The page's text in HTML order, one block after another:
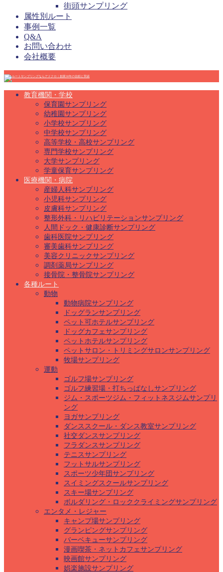
街頭サンプリング
属性別ルート
事例一覧
Q&A
お問い合わせ
会社概要
教育機関・学校
保育園サンプリング
幼稚園サンプリング
小学校サンプリング
中学校サンプリング
高等学校・高校サンプリング
専門学校サンプリング
大学サンプリング
学童保育サンプリング
医療機関・病院
産婦人科サンプリング
小児科サンプリング
皮膚科サンプリング
整形外科・リハビリテーションサンプリング
人間ドック・健康診断サンプリング
歯科医院サンプリング
審美歯科サンプリング
美容クリニックサンプリング
調剤薬局サンプリング
接骨院・整骨院サンプリング
各種ルート
動物
動物病院サンプリング
ドッグランサンプリング
ペット可ホテルサンプリング
ドッグカフェサンプリング
ペットホテルサンプリング
ペットサロン・トリミングサロンサンプリング
牧場サンプリング
運動
ゴルフ場サンプリング
ゴルフ練習場・打ちっぱなしサンプリング
ジム・スポーツジム・フィットネスジムサンプリ
ング
ヨガサンプリング
ダンススクール・ダンス教室サンプリング
社交ダンスサンプリング
フラダンスサンプリング
テニスサンプリング
フットサルサンプリング
スポーツ少年団サンプリング
スイミングスクールサンプリング
スキー場サンプリング
ボルダリング・ロッククライミングサンプリング
エンタメ・レジャー
キャンプ場サンプリング
グランピングサンプリング
バーベキューサンプリング
漫画喫茶・ネットカフェサンプリング
映画館サンプリング
娯楽施設サンプリング